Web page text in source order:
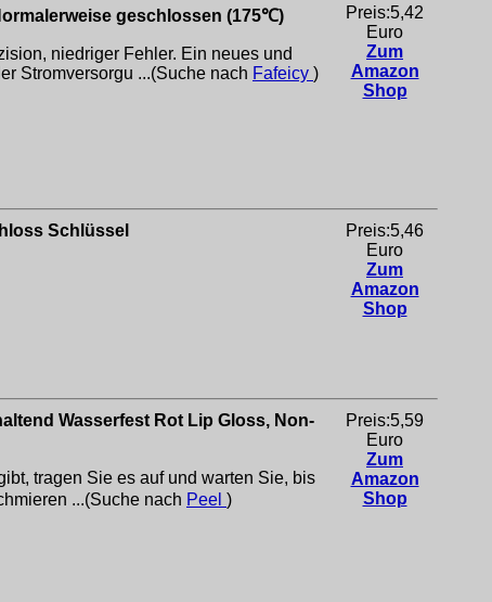
geschlossen (175℃)
niedriger Fehler. Ein neues und
Stromversorgu ...(Suche nach Fafeicy )
Preis:5,42
Euro
Zum
Amazon
Shop
Schlüssel
Preis:5,46
Euro
Zum
Amazon
Shop
Wasserfest Rot Lip Gloss, Non-
tragen Sie es auf und warten Sie, bis
...(Suche nach Peel )
Preis:5,59
Euro
Zum
Amazon
Shop